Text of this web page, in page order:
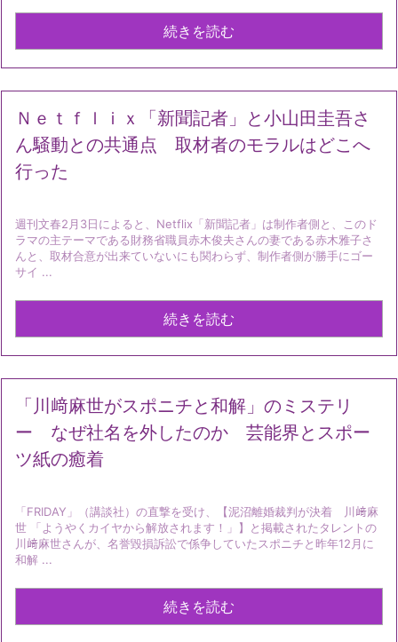
続きを読む
Ｎｅｔｆｌｉｘ「新聞記者」と小山田圭吾さ
ん騒動との共通点 取材者のモラルはどこへ
行った
週刊文春2月3日によると、Netflix「新聞記者」は制作者側と、このド
ラマの主テーマである財務省職員赤木俊夫さんの妻である赤木雅子さ
んと、取材合意が出来ていないにも関わらず、制作者側が勝手にゴー
サイ ...
続きを読む
「川﨑麻世がスポニチと和解」のミステリ
ー なぜ社名を外したのか 芸能界とスポー
ツ紙の癒着
「FRIDAY」（講談社）の直撃を受け、【泥沼離婚裁判が決着 川﨑麻
世 「ようやくカイヤから解放されます！」】と掲載されたタレントの
川﨑麻世さんが、名誉毀損訴訟で係争していたスポニチと昨年12月に
和解 ...
続きを読む